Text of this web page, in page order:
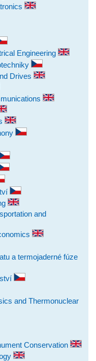
Engineering
Drives
and
a termojaderné fúze
and Thermonuclear
Conservation